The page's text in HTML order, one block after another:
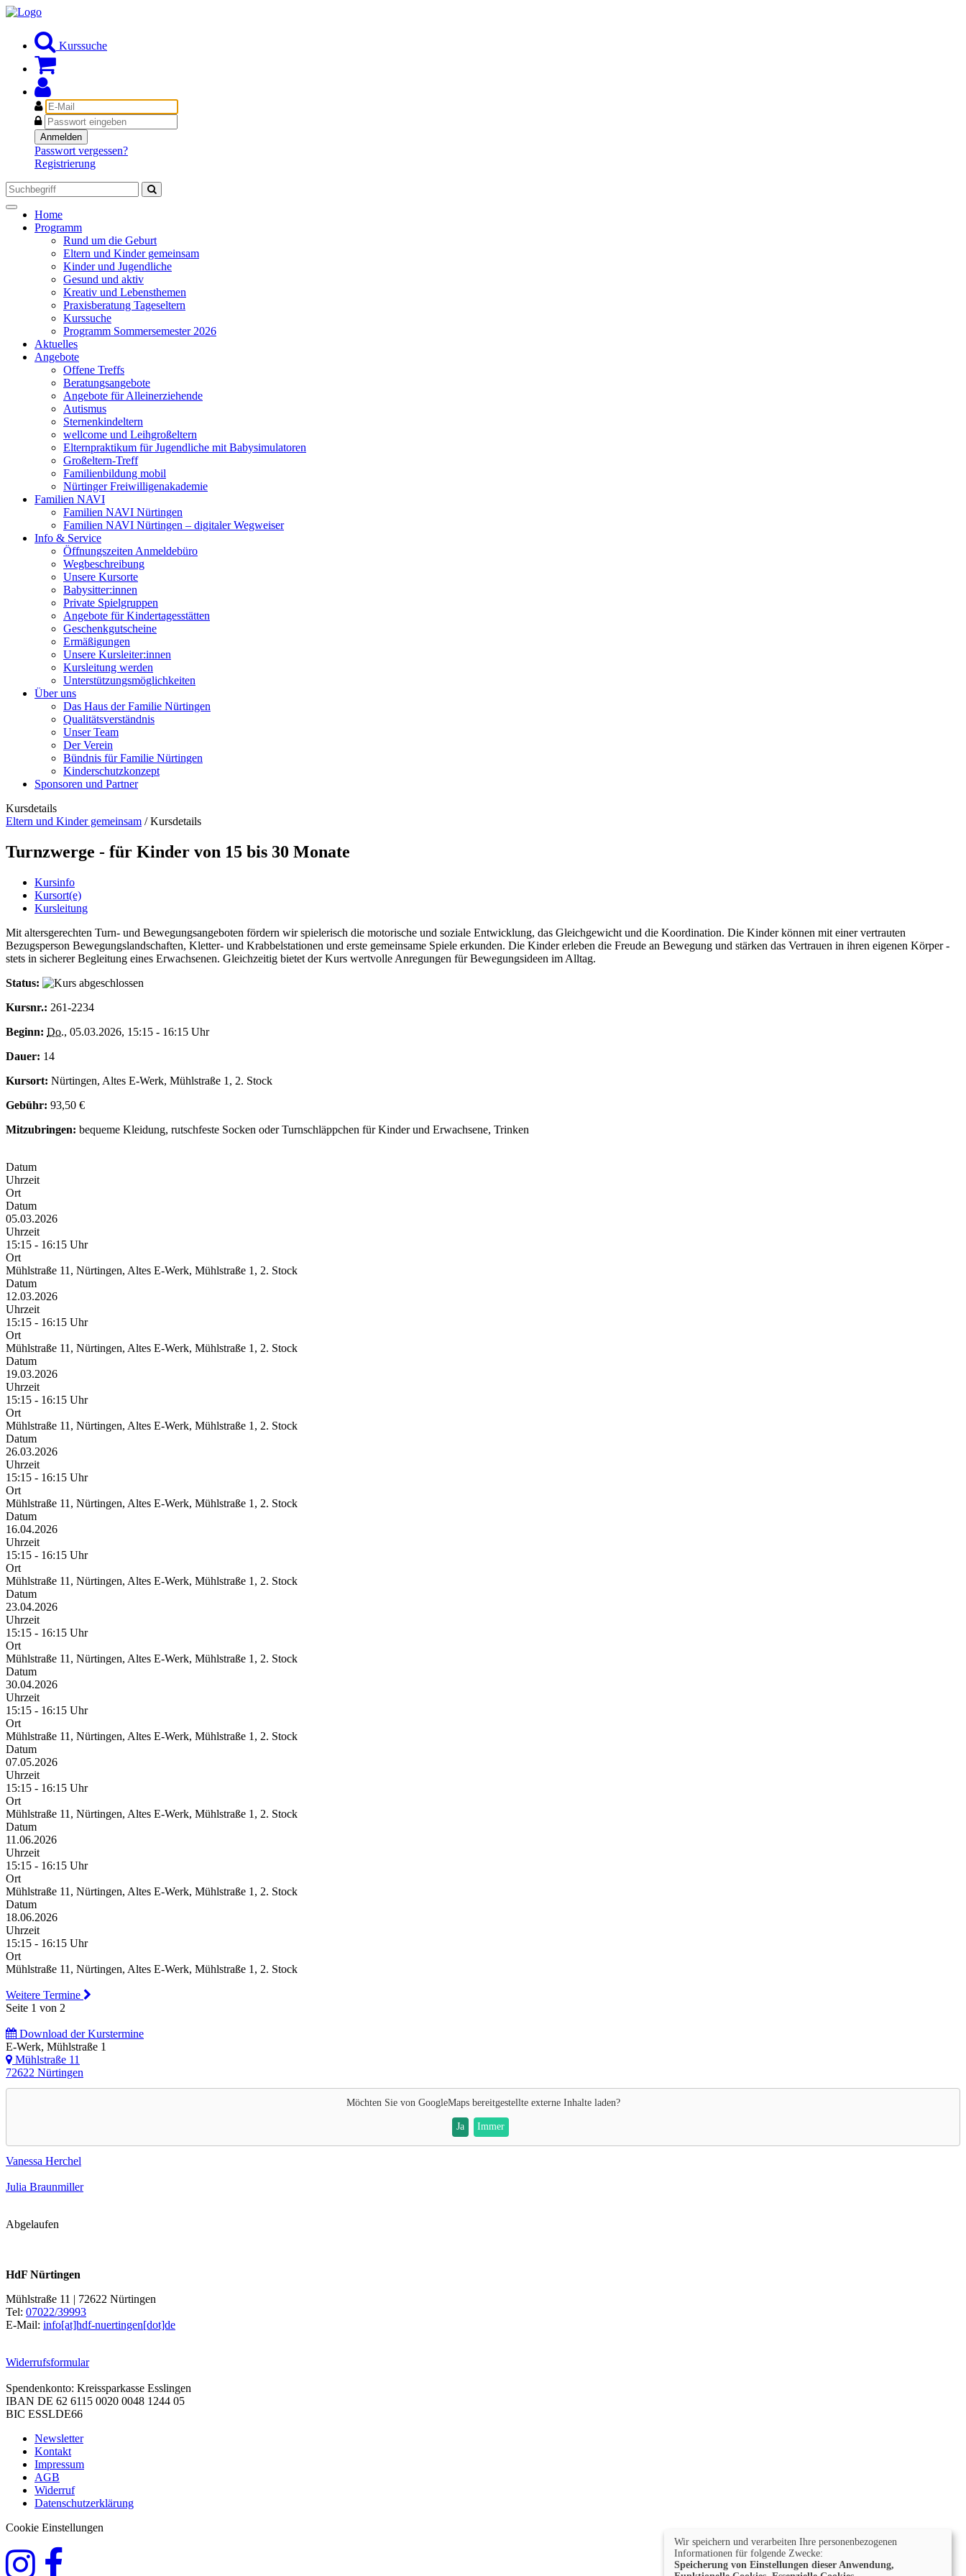
Kurssuche
E-
Mail
Passwort
Anmelden
Passwort vergessen?
Registrierung
Toggle
navigation
Home
Programm
Rund um die Geburt
Eltern und Kinder gemeinsam
Kinder und Jugendliche
Gesund und aktiv
Kreativ und Lebensthemen
Praxisberatung Tageseltern
Kurssuche
Programm Sommersemester 2026
Aktuelles
Angebote
Offene Treffs
Beratungsangebote
Angebote für Alleinerziehende
Autismus
Sternenkindeltern
wellcome und Leihgroßeltern
Elternpraktikum für Jugendliche mit Babysimulatoren
Großeltern-Treff
Familienbildung mobil
Nürtinger Freiwilligenakademie
Familien NAVI
Familien NAVI Nürtingen
Familien NAVI Nürtingen – digitaler Wegweiser
Info & Service
Öffnungszeiten Anmeldebüro
Wegbeschreibung
Unsere Kursorte
Babysitter:innen
Private Spielgruppen
Angebote für Kindertagesstätten
Geschenkgutscheine
Ermäßigungen
Unsere Kursleiter:innen
Kursleitung werden
Unterstützungsmöglichkeiten
Über uns
Das Haus der Familie Nürtingen
Qualitätsverständnis
Unser Team
Der Verein
Bündnis für Familie Nürtingen
Kinderschutzkonzept
Sponsoren und Partner
Kursdetails
Eltern und Kinder gemeinsam /Kursdetails
Turnzwerge - für Kinder von 15 bis 30 Monate
Kursinfo
Kursort(e)
Kursleitung
Mit altersgerechten Turn- und Bewegungsangeboten fördern wir spielerisch die motorische und soziale Entwicklung, das Gleichgewicht und die Koordination. Die Kinder können mit einer vertrauten
Bezugsperson Bewegungslandschaften, Kletter- und Krabbelstationen und erste gemeinsame Spiele erkunden. Die Kinder erleben die Freude an Bewegung und stärken das Vertrauen in ihren eigenen Körper -
stets in sicherer Begleitung eines Erwachsenen. Gleichzeitig bietet der Kurs wertvolle Anregungen für Bewegungsideen im Alltag.
Status:
Kursnr.: 261-2234
Beginn: Do., 05.03.2026, 15:15 - 16:15 Uhr
Dauer: 14
Kursort: Nürtingen, Altes E-Werk, Mühlstraße 1, 2. Stock
Gebühr: 93,50 €
Mitzubringen: bequeme Kleidung, rutschfeste Socken oder Turnschläppchen für Kinder und Erwachsene, Trinken
Datum
Uhrzeit
Ort
Datum
05.03.2026
Uhrzeit
15:15 - 16:15 Uhr
Ort
Mühlstraße 11, Nürtingen, Altes E-Werk, Mühlstraße 1, 2. Stock
Datum
12.03.2026
Uhrzeit
15:15 - 16:15 Uhr
Ort
Mühlstraße 11, Nürtingen, Altes E-Werk, Mühlstraße 1, 2. Stock
Datum
19.03.2026
Uhrzeit
15:15 - 16:15 Uhr
Ort
Mühlstraße 11, Nürtingen, Altes E-Werk, Mühlstraße 1, 2. Stock
Datum
26.03.2026
Uhrzeit
15:15 - 16:15 Uhr
Ort
Mühlstraße 11, Nürtingen, Altes E-Werk, Mühlstraße 1, 2. Stock
Datum
16.04.2026
Uhrzeit
15:15 - 16:15 Uhr
Ort
Mühlstraße 11, Nürtingen, Altes E-Werk, Mühlstraße 1, 2. Stock
Datum
23.04.2026
Uhrzeit
15:15 - 16:15 Uhr
Ort
Mühlstraße 11, Nürtingen, Altes E-Werk, Mühlstraße 1, 2. Stock
Datum
30.04.2026
Uhrzeit
15:15 - 16:15 Uhr
Ort
Mühlstraße 11, Nürtingen, Altes E-Werk, Mühlstraße 1, 2. Stock
Datum
07.05.2026
Uhrzeit
15:15 - 16:15 Uhr
Ort
Mühlstraße 11, Nürtingen, Altes E-Werk, Mühlstraße 1, 2. Stock
Datum
11.06.2026
Uhrzeit
15:15 - 16:15 Uhr
Ort
Mühlstraße 11, Nürtingen, Altes E-Werk, Mühlstraße 1, 2. Stock
Datum
18.06.2026
Uhrzeit
15:15 - 16:15 Uhr
Ort
Mühlstraße 11, Nürtingen, Altes E-Werk, Mühlstraße 1, 2. Stock
Weitere Termine
Seite 1 von 2
Download der Kurstermine
E-Werk, Mühlstraße 1
Mühlstraße 11
72622 Nürtingen
Möchten Sie von GoogleMapsbereitgestellte externe Inhalte laden?
Ja Immer
Vanessa Herchel
Julia Braunmiller
Abgelaufen
HdF Nürtingen
Mühlstraße 11 | 72622 Nürtingen
Tel: 07022/39993
E-Mail: info[at]hdf-nuertingen[dot]de
Widerrufsformular
Spendenkonto: Kreissparkasse Esslingen
IBAN DE 62 6115 0020 0048 1244 05
BIC ESSLDE66
Newsletter
Kontakt
Impressum
AGB
Widerruf
Datenschutzerklärung
Cookie Einstellungen
Wir speichern und verarbeiten Ihre personenbezogenen
Informationen für folgende Zwecke:
Speicherung von Einstellungen dieser Anwendung,